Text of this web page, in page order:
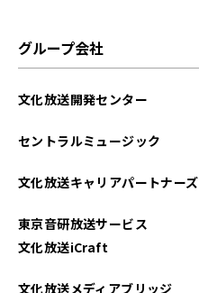
グループ会社
文化放送開発センター
セントラルミュージック
文化放送キャリアパートナーズ
東京音研放送サービス
文化放送iCraft
文化放送メディアブリッジ